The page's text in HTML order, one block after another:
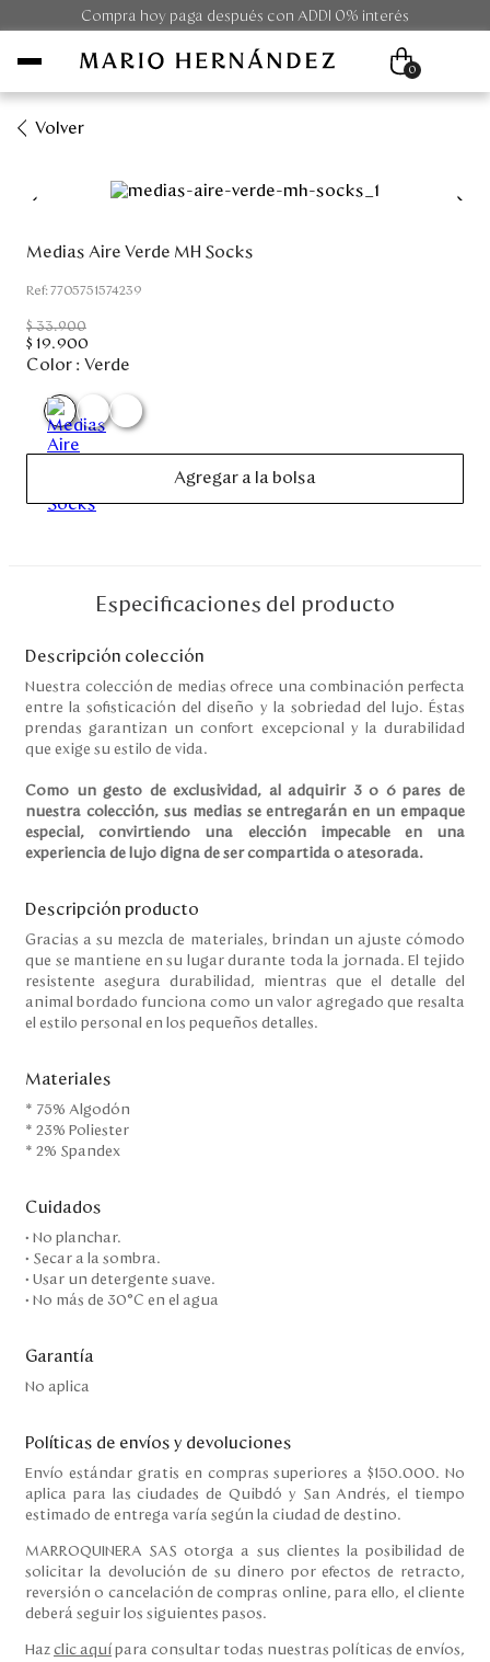
Compra hoy paga después con ADDI 0% interés
Unisex
Viaje
Colecciones
Outlet
Disney
Servicio al cliente
Nuestras Tiendas
Colombia
Costa Rica
USA
Venezuela
0
Volver
Medias Aire Verde MH Socks
:7705751574239
$ 33.900
$ 19.900
Color : Verde
Agregar a la bolsa
Especificaciones del producto
Descripción colección
Nuestra colección de medias ofrece una combinación perfecta
entre la sofisticación del diseño y la sobriedad del lujo. Éstas
prendas garantizan un confort excepcional y la durabilidad
que exige su estilo de vida.
Como un gesto de exclusividad, al adquirir 3 o 6 pares de
nuestra colección, sus medias se entregarán en un empaque
especial, convirtiendo una elección impecable en una
experiencia de lujo digna de ser compartida o atesorada.
Descripción producto
Gracias a su mezcla de materiales, brindan un ajuste cómodo
que se mantiene en su lugar durante toda la jornada. El tejido
resistente asegura durabilidad, mientras que el detalle del
animal bordado funciona como un valor agregado que resalta
el estilo personal en los pequeños detalles.
Materiales
* 75% Algodón
* 23% Poliester
* 2% Spandex
Cuidados
• No planchar.
• Secar a la sombra.
• Usar un detergente suave.
• No más de 30°C en el agua
Garantía
No aplica
Políticas de envíos y devoluciones
Envío estándar gratis en compras superiores a $150.000. No
aplica para las ciudades de Quibdó y San Andrés, el tiempo
estimado de entrega varía según la ciudad de destino.
MARROQUINERA SAS otorga a sus clientes la posibilidad de
solicitar la devolución de su dinero por efectos de retracto,
reversión o cancelación de compras online, para ello, el cliente
deberá seguir los siguientes pasos.
Haz clic aquí para consultar todas nuestras políticas de envíos,